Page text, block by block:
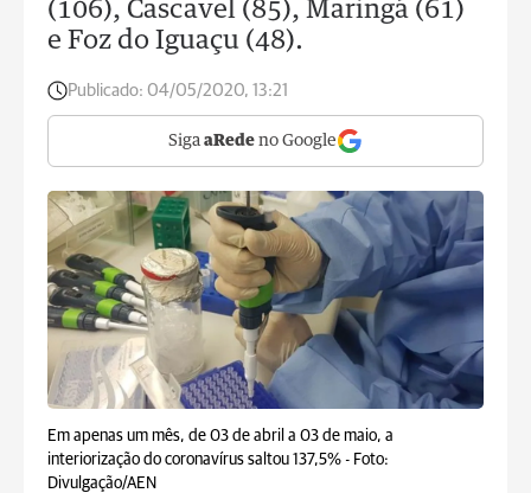
(106), Cascavel (85), Maringá (61)
e Foz do Iguaçu (48).
Publicado: 04/05/2020, 13:21
Siga aRede no Google
Em apenas um mês, de 03 de abril a 03 de maio, a
interiorização do coronavírus saltou 137,5% - Foto:
Divulgação/AEN